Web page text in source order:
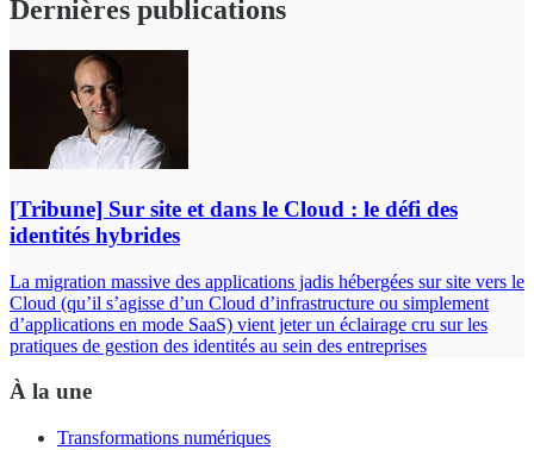
Dernières publications
[Tribune] Sur site et dans le Cloud : le défi des
identités hybrides
La migration massive des applications jadis hébergées sur site vers le
Cloud (qu’il s’agisse d’un Cloud d’infrastructure ou simplement
d’applications en mode SaaS) vient jeter un éclairage cru sur les
pratiques de gestion des identités au sein des entreprises
À la une
Transformations numériques